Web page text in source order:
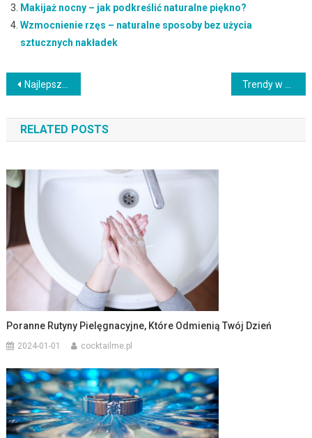
Makijaż nocny – jak podkreślić naturalne piękno?
Wzmocnienie rzęs – naturalne sposoby bez użycia
sztucznych nakładek
Nawigacja
wpisu
Najlepsze sposoby na walkę z workami pod oczami
RELATED POSTS
Poranne Rutyny Pielęgnacyjne, Które Odmienią Twój Dzień
2024-01-01 cocktailme.pl